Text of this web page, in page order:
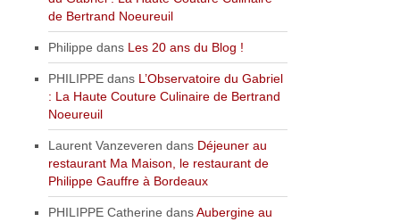
de Bertrand Noeureuil
Philippe dans Les 20 ans du Blog !
PHILIPPE dans L’Observatoire du Gabriel
: La Haute Couture Culinaire de Bertrand
Noeureuil
Laurent Vanzeveren dans Déjeuner au
restaurant Ma Maison, le restaurant de
Philippe Gauffre à Bordeaux
PHILIPPE Catherine dansAubergine au